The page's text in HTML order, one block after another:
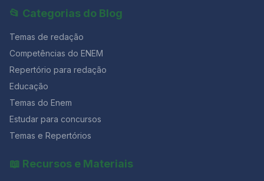
📂 Categorias do Blog
Temas de redação
Competências do ENEM
Repertório para redação
Educação
Temas do Enem
Estudar para concursos
Temas e Repertórios
📖 Recursos e Materiais